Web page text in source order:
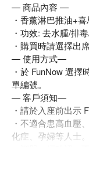
— 商品內容 —
・香薰淋巴推油+
・功效: 去水腫/排
・購買時請選擇出
— 使用方式—
・於 FunNow 選
單編號。
— 客戶須知—
・請於入座前出示
・不適合患高血壓
化症、孕婦等人士。